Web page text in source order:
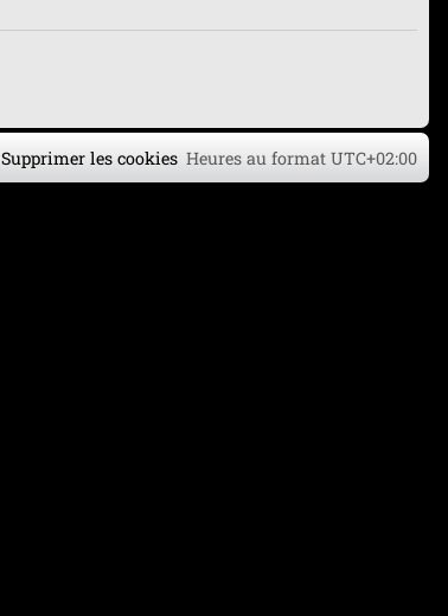
Heures au format UTC+02:00
Supprimer les cookies